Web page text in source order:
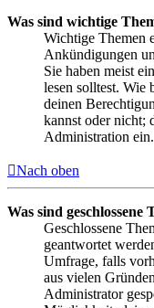
Was sind wichtige
Wichtige Themen
Ankündigungen
Sie haben meist
lesen solltest. Wie
deinen
kannst oder nicht;
Administration ein.
Nach oben
Was sind geschlossene
Geschlossene
geantwortet
Umfrage, falls
aus vielen
Administrator